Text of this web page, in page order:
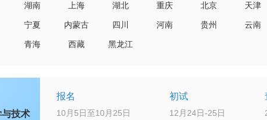
湖南 上海 湖北 重庆 北京 天津
宁夏 内蒙古 四川 河南 贵州 云南
青海 西藏 黑龙江
技术
报名
10月5日至10月25日
初试
12月24日-25日